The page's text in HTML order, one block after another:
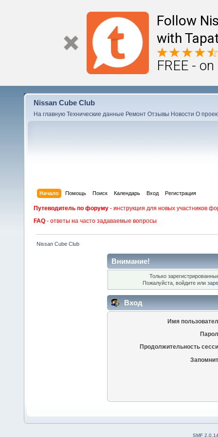
Follow
with
FREE -
Nissan Cube Club
На главную Технические данные Ремонт Отзывы Новости О
Начало Помощь Поиск Календарь Вход Регистрация
Путеводитель по форуму - инструкция для новых участников
FAQ - ответы на часто задаваемые вопросы
Nissan Cube Club
Внимание!
Только
Пожалуйста, войдите или
Вход
Имя
Продолжительность
SMF